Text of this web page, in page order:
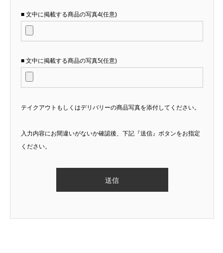
■ 文中に掲載する商品の写真4(任意)
■ 文中に掲載する商品の写真5(任意)
テイクアウトもしくはデリバリーの商品写真を添付してください。
入力内容にお間違いがないか確認後、下記『送信』ボタンをお指定
ください。